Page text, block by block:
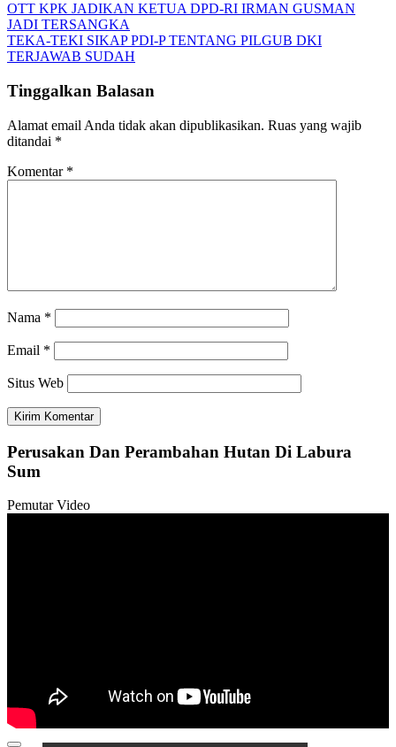
OTT KPK JADIKAN KETUA DPD-RI IRMAN GUSMAN
JADI TERSANGKA
TEKA-TEKI SIKAP PDI-P TENTANG PILGUB DKI
TERJAWAB SUDAH
Tinggalkan Balasan
Alamat email Anda tidak akan dipublikasikan. Ruas yang wajib
ditandai *
Komentar *
Nama *
Email *
Situs Web
Perusakan Dan Perambahan Hutan Di Labura
Sum
Pemutar Video